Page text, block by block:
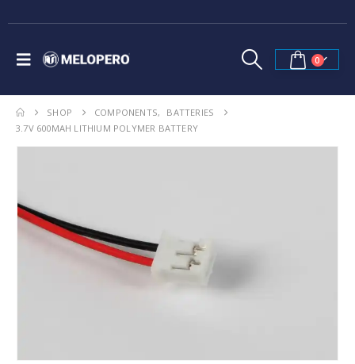
0
SHOP COMPONENTS,
BATTERIES
3.7V 600MAH LITHIUM POLYMER BATTERY